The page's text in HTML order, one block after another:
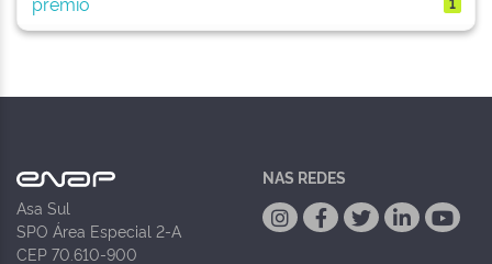
Asa Sul
SPO Área Especial 2-A
CEP 70.610-900
NAS REDES